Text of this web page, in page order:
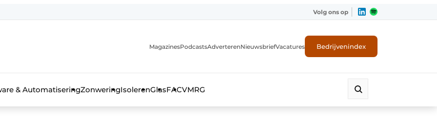
Volg ons op
MagazinesPodcastsAdverterenNieuwsbriefVacatures Bedrijvenindex
& AutomatiseringZonweringIsolerenGlasFACVMRG